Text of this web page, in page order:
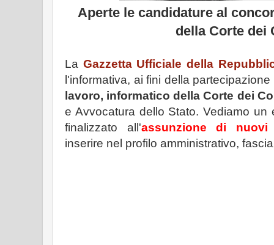
Aperte le candidature al
della Corte dei
La Gazzetta Ufficiale della
l'informativa, ai fini della
lavoro, informatico della Corte dei
e Avvocatura dello Stato. Vediamo un
finalizzato all'assunzione di nuovi
inserire nel profilo amministrativo,